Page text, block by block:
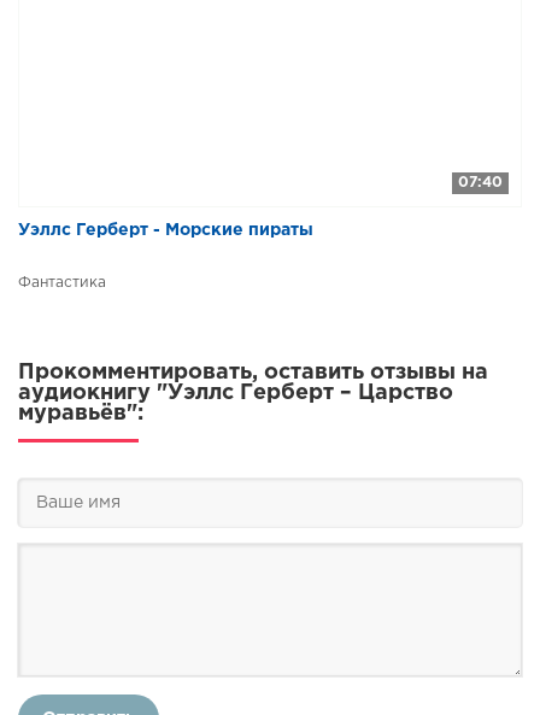
07:40
Уэллс Герберт - Морские пираты
Фантастика
Прокомментировать, оставить отзывы на
аудиокнигу "Уэллс Герберт – Царство
муравьёв":